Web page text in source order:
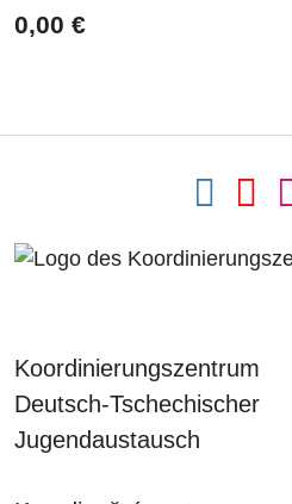
0,00 €
Koordinierungszentrum
Deutsch-Tschechischer
Jugendaustausch